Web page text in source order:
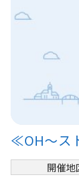
≪OH～ス
開催地